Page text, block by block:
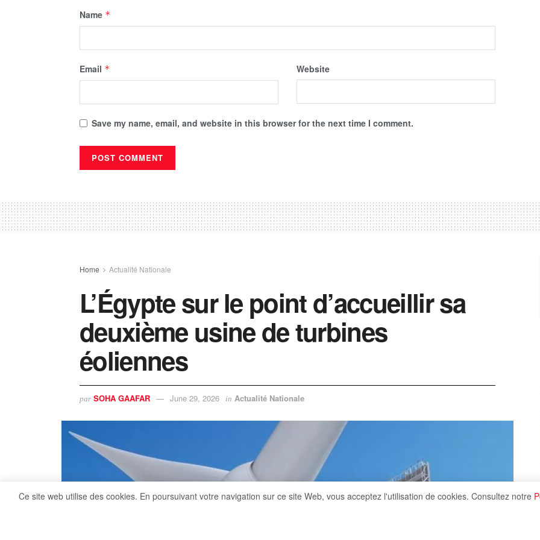
Name *
Email * Website
Save my name, email, and website in this browser for the next time I comment.
Home Actualité Nationale
​L’Égypte sur le point d’accueillir sa
deuxième usine de turbines
éoliennes
par SOHA GAAFAR June 29, 2026 in Actualité Nationale
Ce site web utilise des cookies. En poursuivant votre navigation sur ce site Web, vous acceptez l'utilisation de cookies. Consultez notre